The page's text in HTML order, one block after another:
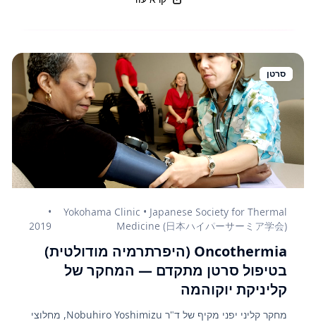
סרטן
Yokohama Clinic • Japanese Society for Thermal
Medicine (日本ハイパーサーミア学会)
•
2019
Oncothermia (היפרתרמיה מודולטית)
בטיפול סרטן מתקדם — המחקר של
קליניקת יוקוהמה
מחקר קליני יפני מקיף של ד"ר Nobuhiro Yoshimizu, מחלוצי